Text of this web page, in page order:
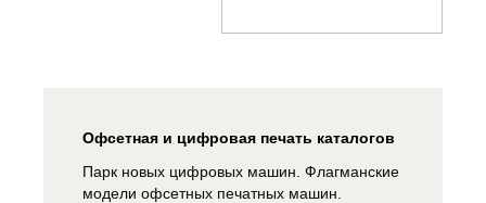
Офсетная и цифровая печать каталогов
Парк новых цифровых машин. Флагманские
модели офсетных печатных машин.